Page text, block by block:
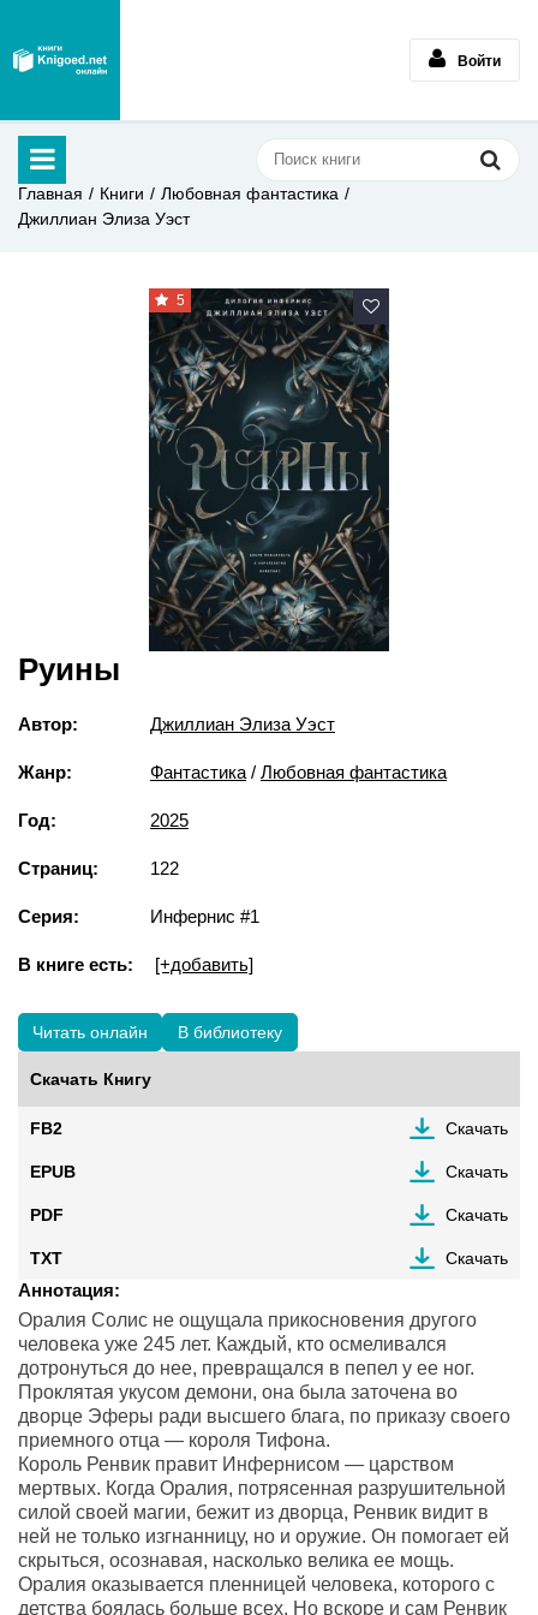
Войти
Главная Книги
Любовная фантастика
Джиллиан Элиза Уэст
5
Руины
Автор: Джиллиан Элиза Уэст
Жанр: Фантастика / Любовная фантастика
Год: 2025
Страниц: 122
Серия: Инфернис #1
В книге есть: [+добавить]
Читать онлайн В библиотеку
Скачать Книгу
FB2 Скачать
EPUB Скачать
PDF Скачать
TXT Скачать
Аннотация:
Оралия Солис не ощущала прикосновения другого
человека уже 245 лет. Каждый, кто осмеливался
дотронуться до нее, превращался в пепел у ее ног.
Проклятая укусом демони, она была заточена во
дворце Эферы ради высшего блага, по приказу своего
приемного отца — короля Тифона.
Король Ренвик правит Инфернисом — царством
мертвых. Когда Оралия, потрясенная разрушительной
силой своей магии, бежит из дворца, Ренвик видит в
ней не только изгнанницу, но и оружие. Он помогает ей
скрыться, осознавая, насколько велика ее мощь.
Оралия оказывается пленницей человека, которого с
детства боялась больше всех. Но вскоре и сам Ренвик